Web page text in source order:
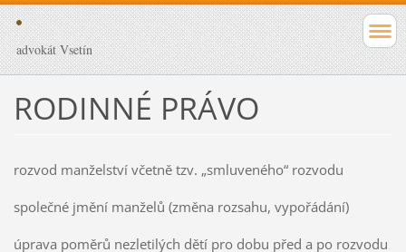
advokát Vsetín
RODINNÉ PRÁVO
rozvod manželství včetně tzv. „smluveného“ rozvodu
společné jmění manželů (změna rozsahu, vypořádání)
úprava poměrů nezletilých dětí pro dobu před a po rozvodu